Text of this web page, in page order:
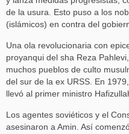
de la usura. Esto puso a los
(islámicos) en contra del
Una ola revolucionaria con
proyanqui del sha Reza
muchos pueblos de culto
del sur de la ex URSS. En
llevó al primer ministro
Los agentes soviéticos y el
asesinaron a Amin. Así